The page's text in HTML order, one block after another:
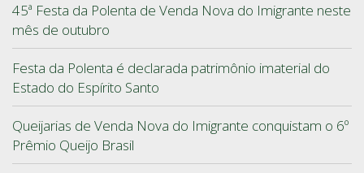
45ª Festa da Polenta de Venda Nova do Imigrante neste
mês de outubro
Festa da Polenta é declarada patrimônio imaterial do
Estado do Espírito Santo
Queijarias de Venda Nova do Imigrante conquistam o 6º
Prêmio Queijo Brasil